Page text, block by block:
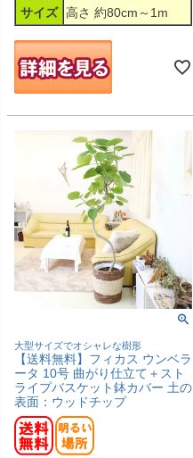
サイズ 高さ 約80cm～1m
大型サイズでオシャレな樹形
【送料無料】フィカス ウンベラ
ータ 10号 曲がり仕立て＋スト
ライプバスケット鉢カバー 土の
表面：ウッドチップ